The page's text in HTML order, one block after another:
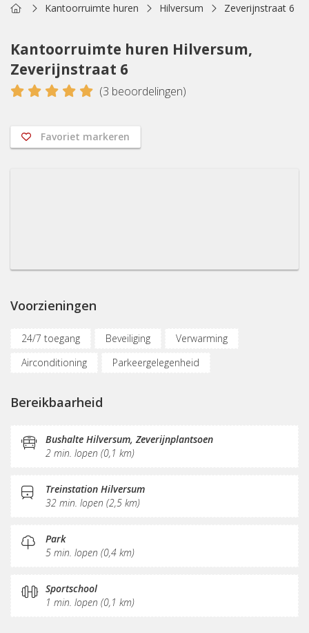
Actuele beschikbaarheid
HomeKantoorruimte huren Hilversum Zeverijnstraat 6
Kantoorruimte huren Hilversum,
Zeverijnstraat 6
5 (3 beoordelingen)
Favoriet markeren
Voorzieningen
24/7 toegang Beveiliging
Verwarming
Airconditioning
Parkeergelegenheid
Vergaderplekken
Internetmogelijkheden
Glasvezel
KVK-inschrijving
Sociaal hart
Pantry
Receptie
Fitnessruimte
Bereikbaarheid
Bushalte Hilversum, Zeverijnplantsoen
2 min. lopen (0,1 km)
Treinstation Hilversum
32 min. lopen (2,5 km)
Park
5 min. lopen (0,4 km)
Sportschool
1 min. lopen (0,1 km)